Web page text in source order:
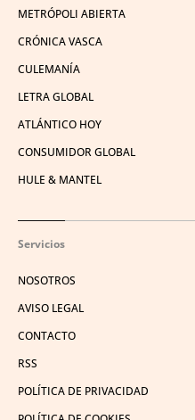
METRÓPOLI ABIERTA
CRÓNICA VASCA
CULEMANÍA
LETRA GLOBAL
ATLÁNTICO HOY
CONSUMIDOR GLOBAL
HULE & MANTEL
Servicios
NOSOTROS
AVISO LEGAL
CONTACTO
RSS
POLÍTICA DE PRIVACIDAD